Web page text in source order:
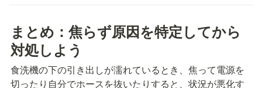
まとめ：焦らず原因を特定してから
対処しよう
食洗機の下の引き出しが濡れているとき、焦って電源を
切ったり自分でホースを抜いたりすると、状況が悪化す